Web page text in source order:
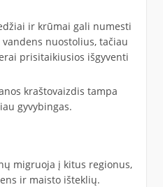
ir krūmai gali numesti
nuostolius, tačiau
prisitaikiusios išgyventi
kraštovaizdis tampa
gyvybingas.
migruoja į kitus regionus,
ir maisto išteklių.